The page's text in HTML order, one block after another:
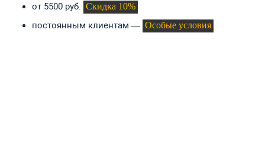
от 5500 руб. Скидка 10%
постоянным клиентам — Особые условия